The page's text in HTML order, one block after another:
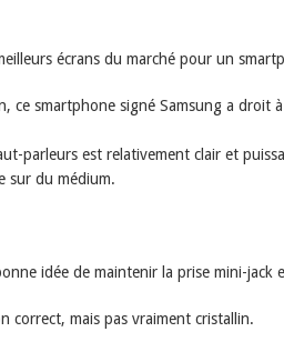
écrans du marché pour un
ce smartphone signé Samsung a droit
parleurs est relativement clair et
sur du médium.
idée de maintenir la prise mini-jack
correct, mais pas vraiment cristallin.